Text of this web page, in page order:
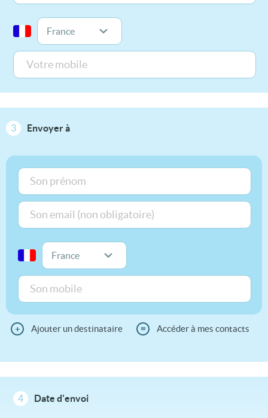
3 Envoyer à
+ Ajouter un destinataire ≡ Accéder à mes contacts
4 Date d'envoi